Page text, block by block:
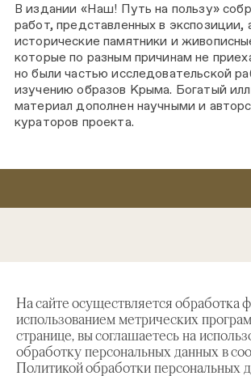
На сайте осуществляется обработка
использованием метрических
странице, вы соглашаетесь на
обработку персональных данных в
Политикой обработки персональных
В издании «Наш! Путь на пользу»
работ, представленных в экспозиции,
исторические памятники и
которые по разным причинам не
но были частью исследовательской
изучению образов Крыма. Богатый
материал дополнен научными и
кураторов проекта.